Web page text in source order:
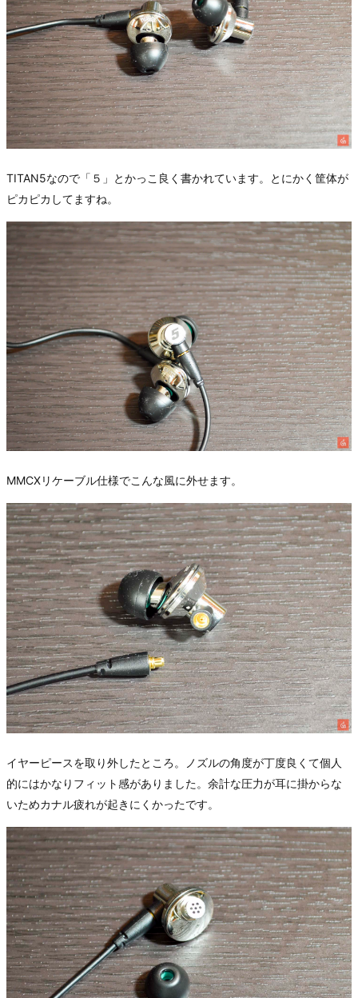
TITAN5なので「５」とかっこ良く書かれています。とにかく筐体が
ピカピカしてますね。
MMCXリケーブル仕様でこんな風に外せます。
イヤーピースを取り外したところ。ノズルの角度が丁度良くて個人
的にはかなりフィット感がありました。余計な圧力が耳に掛からな
いためカナル疲れが起きにくかったです。